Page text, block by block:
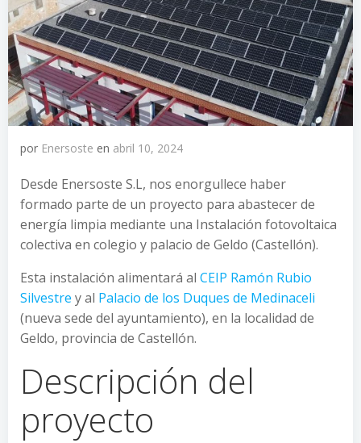
por Enersoste en abril 10, 2024
Desde Enersoste S.L, nos enorgullece haber
formado parte de un proyecto para abastecer de
energía limpia mediante una Instalación fotovoltaica
colectiva en colegio y palacio de Geldo (Castellón).
Esta instalación alimentará al CEIP Ramón Rubio
Silvestre y al Palacio de los Duques de Medinaceli
(nueva sede del ayuntamiento), en la localidad de
Geldo, provincia de Castellón.
Descripción del
proyecto